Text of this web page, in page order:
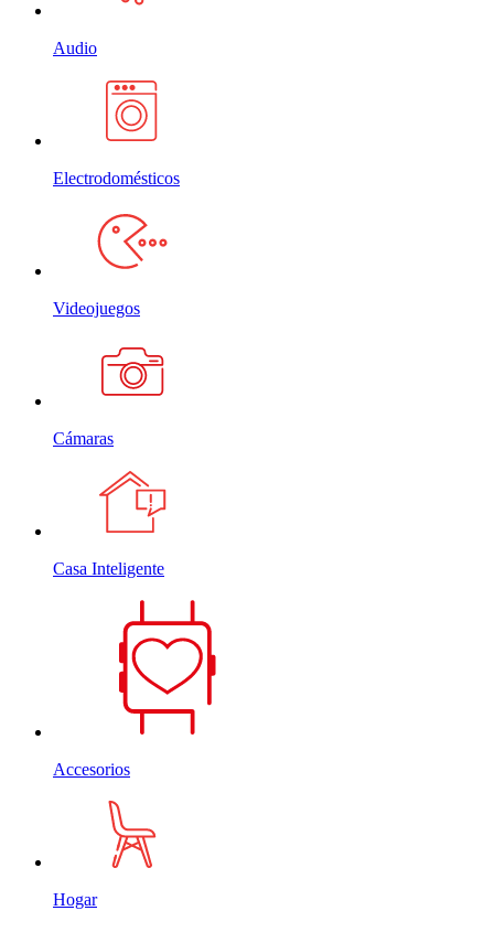
Audio
Electrodomésticos
Videojuegos
Cámaras
Casa Inteligente
Accesorios
Hogar